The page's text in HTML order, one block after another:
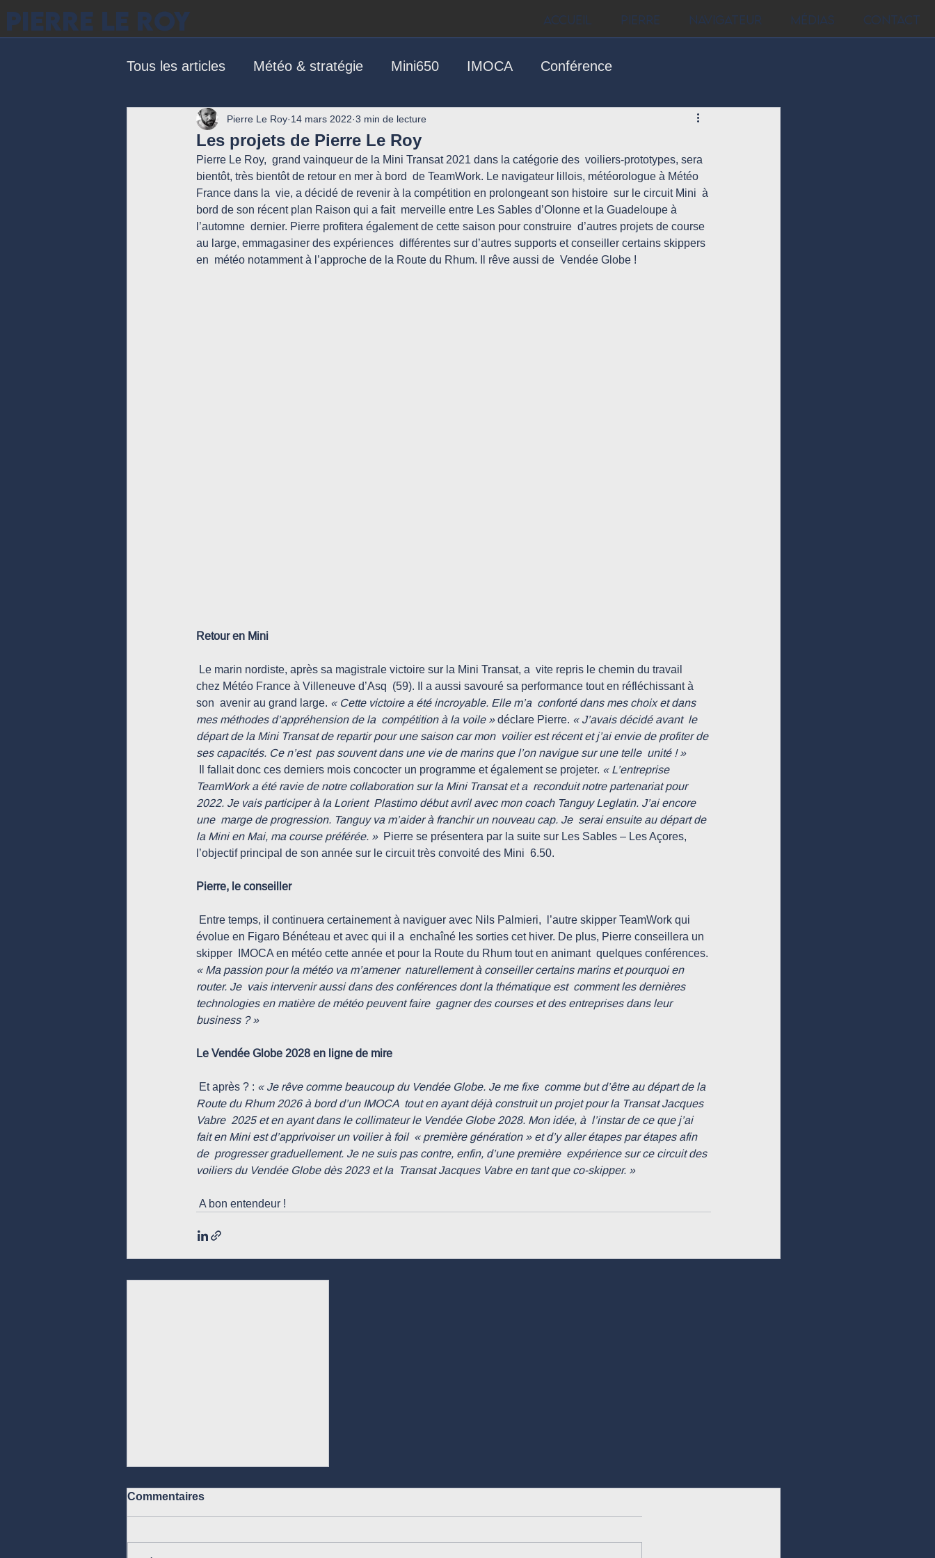
PIERRE LE ROY Accueil Pierre Navigateur Médias Contact
Tous les articles Météo & stratégie Mini650 IMOCA Conférence
Les projets de Pierre Le Roy
Pierre Le Roy 14 mars 2022 3 min de lecture
Pierre Le Roy,  grand vainqueur de la Mini Transat 2021 dans la catégorie des  voiliers-prototypes, sera
bientôt, très bientôt de retour en mer à bord  de TeamWork. Le navigateur lillois, météorologue à Météo
France dans la  vie, a décidé de revenir à la compétition en prolongeant son histoire  sur le circuit Mini  à
bord de son récent plan Raison qui a fait  merveille entre Les Sables d’Olonne et la Guadeloupe à
l’automne  dernier. Pierre profitera également de cette saison pour construire  d’autres projets de course
au large, emmagasiner des expériences  différentes sur d’autres supports et conseiller certains skippers
en  météo notamment à l’approche de la Route du Rhum. Il rêve aussi de  Vendée Globe !
Retour en Mini
chez Météo France à Villeneuve d’Asq  (59). Il a aussi savouré sa performance tout en réfléchissant à
son  avenir au grand large. « Cette victoire a été incroyable. Elle m’a  conforté dans mes choix et dans
mes méthodes d’appréhension de la  compétition à la voile » déclare Pierre. « J’avais décidé avant  le
départ de la Mini Transat de repartir pour une saison car mon  voilier est récent et j’ai envie de profiter de
ses capacités. Ce n’est  pas souvent dans une vie de marins que l’on navigue sur une telle  unité ! »
Il fallait donc ces derniers mois concocter un programme et également se projeter. « L’entreprise
TeamWork a été ravie de notre collaboration sur la Mini Transat et a  reconduit notre partenariat pour
2022. Je vais participer à la Lorient  Plastimo début avril avec mon coach Tanguy Leglatin. J’ai encore
une  marge de progression. Tanguy va m’aider à franchir un nouveau cap. Je  serai ensuite au départ de
la Mini en Mai, ma course préférée. »
  Pierre se présentera par la suite sur Les Sables – Les Açores,
l’objectif principal de son année sur le circuit très convoité des Mini  6.50.
Pierre, le conseiller
évolue en Figaro Bénéteau et avec qui il a  enchaîné les sorties cet hiver. De plus, Pierre conseillera un
skipper  IMOCA en météo cette année et pour la Route du Rhum tout en animant  quelques conférences.
« Ma passion pour la météo va m’amener  naturellement à conseiller certains marins et pourquoi en
router. Je  vais intervenir aussi dans des conférences dont la thématique est  comment les dernières
technologies en matière de météo peuvent faire  gagner des courses et des entreprises dans leur
business ? »
Le Vendée Globe 2028 en ligne de mire
Et après ? : « Je rêve comme beaucoup du Vendée Globe. Je me fixe  comme but d’être au départ de la
Route du Rhum 2026 à bord d’un IMOCA  tout en ayant déjà construit un projet pour la Transat Jacques
Vabre  2025 et en ayant dans le collimateur le Vendée Globe 2028. Mon idée, à  l’instar de ce que j’ai
fait en Mini est d’apprivoiser un voilier à foil  « première génération » et d’y aller étapes par étapes afin
de  progresser graduellement. Je ne suis pas contre, enfin, d’une première  expérience sur ce circuit des
voiliers du Vendée Globe dès 2023 et la  Transat Jacques Vabre en tant que co-skipper. »
A bon entendeur !
Commentaires